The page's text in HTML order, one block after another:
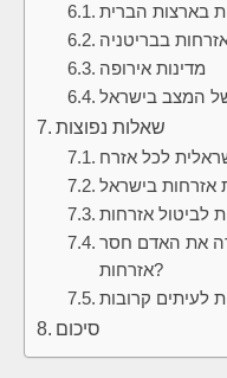
בארצות הברית
בבריטניה
מדינות אירופה
של המצב בישראל
שאלות נפוצות
את האדם חסר
אזרחות?
סיכום